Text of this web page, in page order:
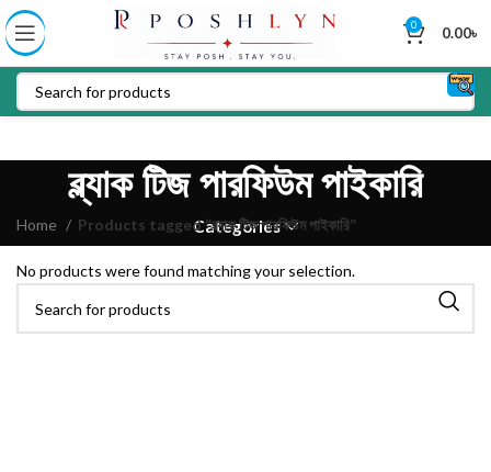
0 0.00৳
ব্ল্যাক টিজ পারফিউম পাইকারি
Categories
Home Products tagged “ব্ল্যাক টিজ পারফিউম পাইকারি”
No products were found matching your selection.